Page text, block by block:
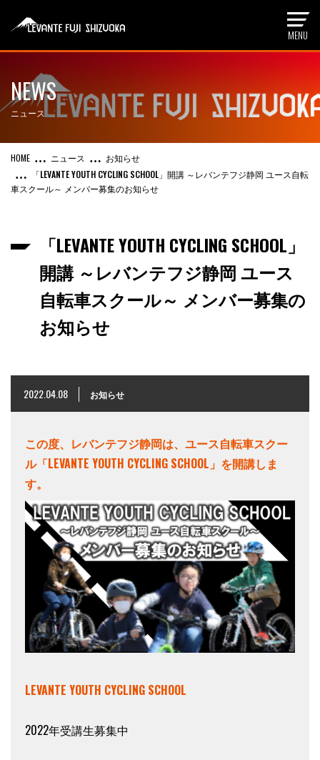
NEWS
ニュース
ニュース
お知らせ
「LEVANTE YOUTH CYCLING SCHOOL」開講 ～レバンテフジ静岡 ユース自転
車スクール～ メンバー募集のお知らせ
「LEVANTE YOUTH CYCLING SCHOOL」
開講 ～レバンテフジ静岡 ユース
自転車スクール～ メンバー募集の
お知らせ
2022.04.08 お知らせ
この度、レバンテフジ静岡は、ユース自転車スクー
ル「LEVANTE YOUTH CYCLING SCHOOL」を開講しま
す。
LEVANTE YOUTH CYCLING SCHOOL
2022年受講生募集中